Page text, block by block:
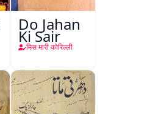
Do Jahan
Ki Sair
मिस मारी कोरिल्ली